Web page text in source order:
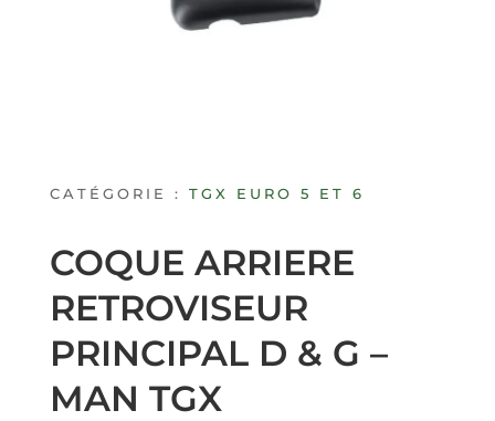
CATÉGORIE : TGX EURO 5 ET 6
COQUE ARRIERE
RETROVISEUR
PRINCIPAL D & G –
MAN TGX